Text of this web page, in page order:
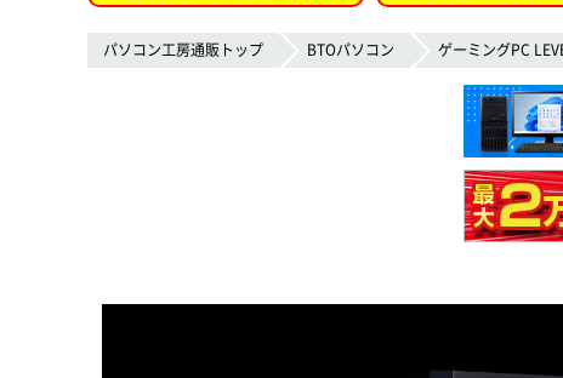
パソコン工房通販トップ BTOパソコン ゲーミングPC